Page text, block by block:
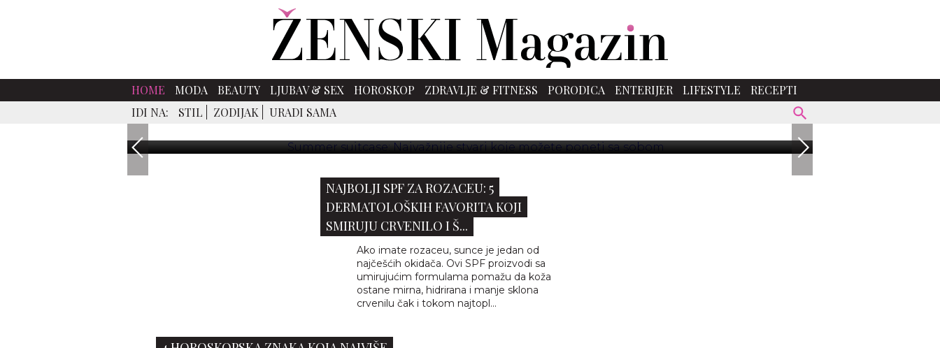
HOME MODA BEAUTY LJUBAV & SEX HOROSKOP ZDRAVLJE & FITNESS PORODICA ENTERIJER LIFESTYLE
RECEPTI
IDI NA:
STIL ZODIJAK URADI SAMA
SUMMER SUITCASE: NAJVAŽNIJE STVARI KOJE MOŽETE PONETI SA SOBOM
NAJBOLJI SPF ZA ROZACEU: 5
DERMATOLOŠKIH FAVORITA KOJI
SMIRUJU CRVENILO I Š...
Ako imate rozaceu, sunce je jedan od
najčešćih okidača. Ovi SPF proizvodi sa
umirujućim formulama pomažu da koža
ostane mirna, hidrirana i manje sklona
crvenilu čak i tokom najtopl...